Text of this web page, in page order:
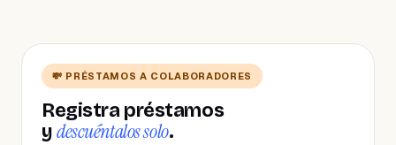
💸 PRÉSTAMOS A COLABORADORES
Registra préstamos
ydescuéntalos solo.